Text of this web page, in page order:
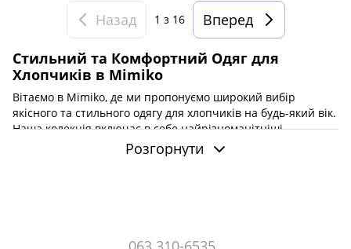
Назад 1 з 16 Вперед
Стильний та Комфортний Одяг для
Хлопчиків в Mimiko
Вітаємо в Mimiko, де ми пропонуємо широкий вибір
якісного та стильного одягу для хлопчиків на будь-який вік.
Наша колекція включає в себе найрізноманітніші
предмети гардеробу, від повсякденних футболок і шортів
до елегантних костюмів та стильних курток. Кожен елемент
Розгорнути